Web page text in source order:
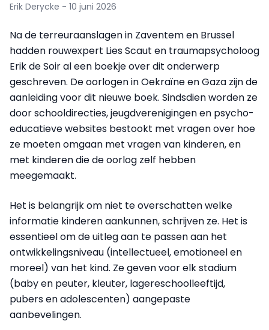
Erik Derycke - 10 juni 2026
Na de terreuraanslagen in Zaventem en Brussel
hadden rouwexpert Lies Scaut en traumapsycholoog
Erik de Soir al een boekje over dit onderwerp
geschreven. De oorlogen in Oekraïne en Gaza zijn de
aanleiding voor dit nieuwe boek. Sindsdien worden ze
door schooldirecties, jeugdverenigingen en psycho-
educatieve websites bestookt met vragen over hoe
ze moeten omgaan met vragen van kinderen, en
met kinderen die de oorlog zelf hebben
meegemaakt.
Het is belangrijk om niet te overschatten welke
informatie kinderen aankunnen, schrijven ze. Het is
essentieel om de uitleg aan te passen aan het
ontwikkelingsniveau (intellectueel, emotioneel en
moreel) van het kind. Ze geven voor elk stadium
(baby en peuter, kleuter, lagereschoolleeftijd,
pubers en adolescenten) aangepaste
aanbevelingen.